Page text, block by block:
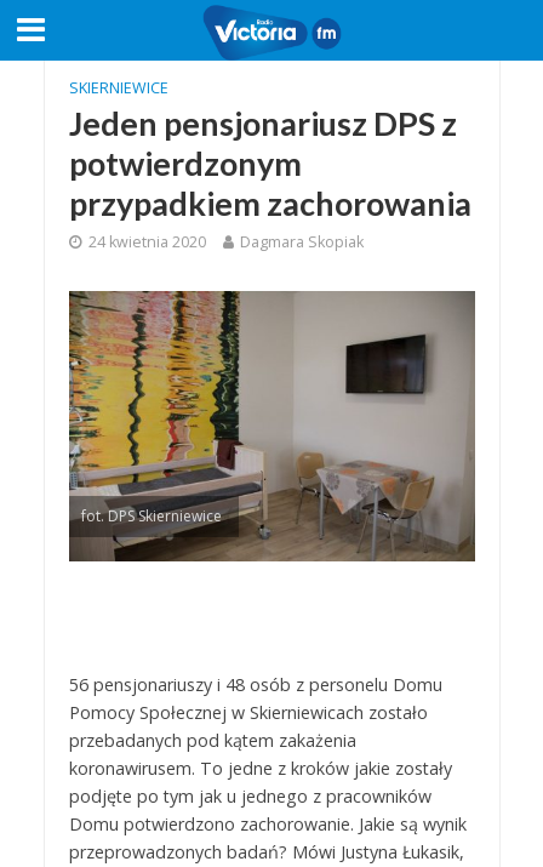
SKIERNIEWICE
Jeden pensjonariusz DPS z
potwierdzonym
przypadkiem zachorowania
24 kwietnia 2020 Dagmara Skopiak
fot. DPS Skierniewice
56 pensjonariuszy i 48 osób z personelu Domu
Pomocy Społecznej w Skierniewicach zostało
przebadanych pod kątem zakażenia
koronawirusem. To jedne z kroków jakie zostały
podjęte po tym jak u jednego z pracowników
Domu potwierdzono zachorowanie. Jakie są wynik
przeprowadzonych badań? Mówi Justyna Łukasik,